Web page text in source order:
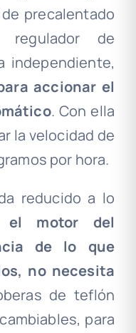
precalentado
regulador de
independiente,
accionar el
. Con ella
la velocidad de
por hora.
reducido a lo
el motor del
de lo que
no necesita
de teflón
para